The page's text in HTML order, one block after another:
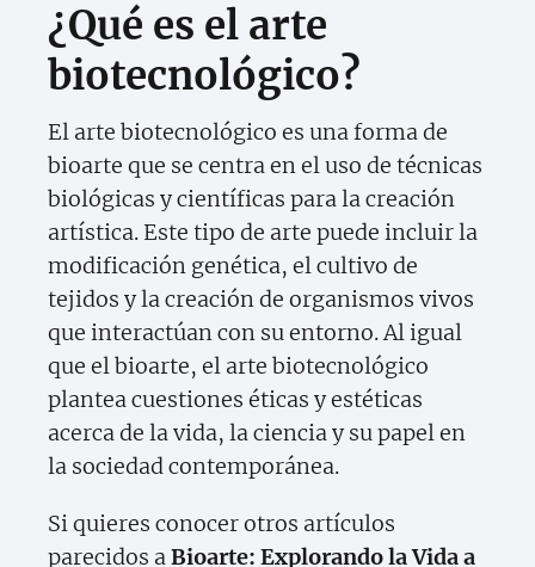
¿Qué es el arte
biotecnológico?
El arte biotecnológico es una forma de
bioarte que se centra en el uso de técnicas
biológicas y científicas para la creación
artística. Este tipo de arte puede incluir la
modificación genética, el cultivo de
tejidos y la creación de organismos vivos
que interactúan con su entorno. Al igual
que el bioarte, el arte biotecnológico
plantea cuestiones éticas y estéticas
acerca de la vida, la ciencia y su papel en
la sociedad contemporánea.
Si quieres conocer otros artículos
parecidos aBioarte: Explorando la Vida a